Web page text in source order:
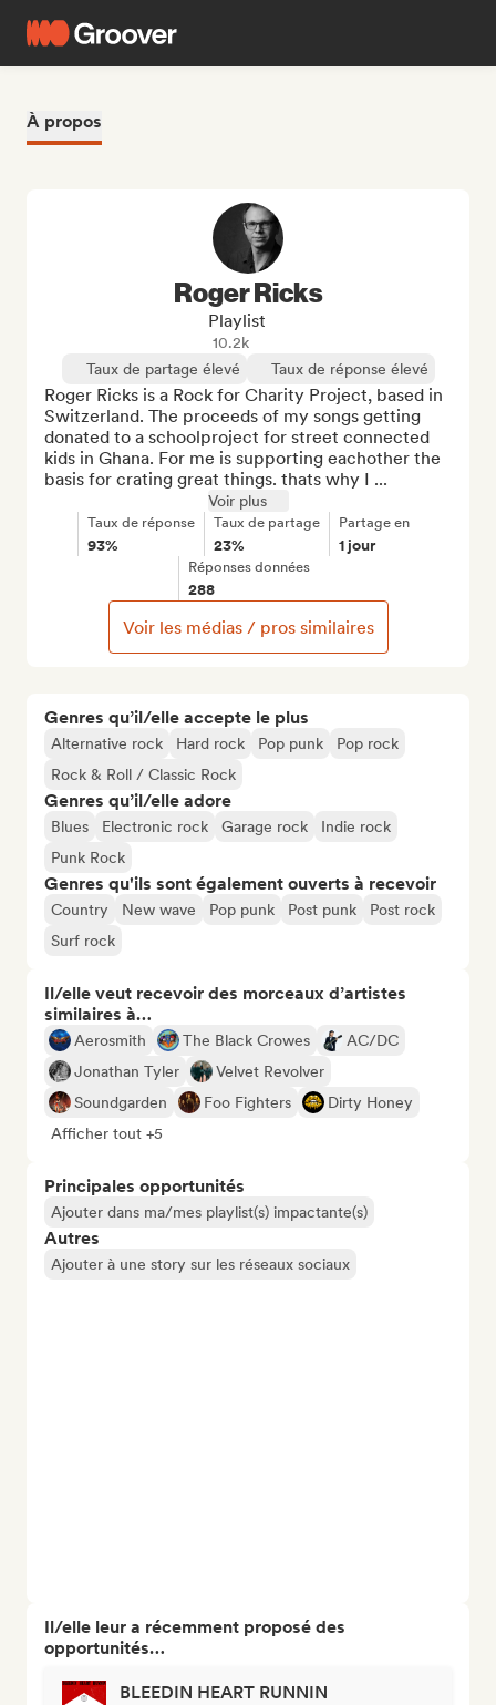
À propos
Genres qu’il/elle accepte le plus
Alternative rock Hard rock Pop punk
Pop rock
Rock & Roll / Classic Rock
Genres qu’il/elle adore
Blues Electronic rock Garage rock
Indie rock
Punk Rock
Genres qu'ils sont également ouverts à recevoir
Country New wave Pop punk Post punk
Post rock
Surf rock
Il/elle veut recevoir des morceaux d’artistes
similaires à…
Aerosmith The Black Crowes
AC/DC
Jonathan Tyler
Velvet Revolver
Soundgarden
Foo Fighters
Dirty Honey
Afficher tout +5
Principales opportunités
Ajouter dans ma/mes playlist(s) impactante(s)
Autres
Ajouter à une story sur les réseaux sociaux
Il/elle leur a récemment proposé des
opportunités…
BLEEDIN HEART RUNNIN
Roger Ricks
Playlist
10.2k
Taux de partage élevé
Taux de réponse élevé
Roger Ricks is a Rock for Charity Project, based in
Switzerland. The proceeds of my songs getting
donated to a schoolproject for street connected
kids in Ghana. For me is supporting eachother the
basis for crating great things. thats why I ...
Voir plus
Taux de réponse
93%
Taux de partage
23%
Partage en
1 jour
Réponses données
288
Voir les médias / pros similaires